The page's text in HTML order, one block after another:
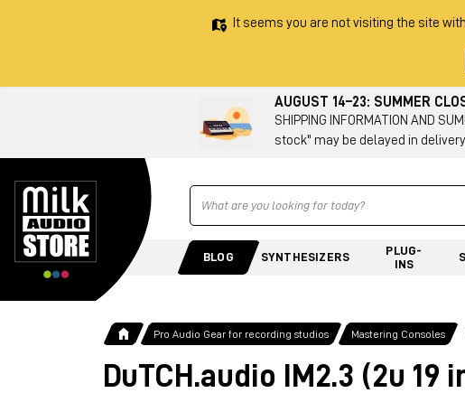
It seems you are not visiting the site
AUGUST 14–23: SUMMER
SHIPPING INFORMATION AND
stock" may be delayed in
Ricerca
BLOG SYNTHESIZERS
PLUG-
INS
Pro Audio Gear for recording studios Mastering Consoles
DuTCH.audio IM2.3 (2u 19